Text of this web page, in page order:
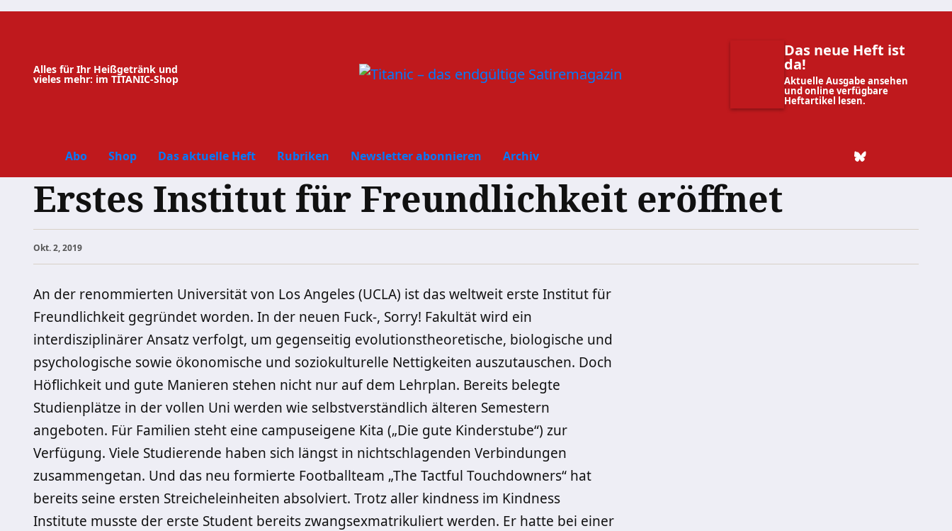
Zum
Alles für Ihr Heißgetränk und
vieles mehr: im TITANIC-Shop
Das neue Heft ist
da!
Aktuelle Ausgabe ansehen
und online verfügbare
Heftartikel lesen.
Abo Shop Das aktuelle Heft Rubriken Newsletter abonnieren Archiv
Erstes Institut für Freundlichkeit eröffnet
Okt. 2, 2019
An der renommierten Universität von Los Angeles (UCLA) ist das weltweit erste Institut für
Freundlichkeit gegründet worden. In der neuen Fuck-, Sorry! Fakultät wird ein
interdisziplinärer Ansatz verfolgt, um gegenseitig evolutionstheoretische, biologische und
psychologische sowie ökonomische und soziokulturelle Nettigkeiten auszutauschen. Doch
Höflichkeit und gute Manieren stehen nicht nur auf dem Lehrplan. Bereits belegte
Studienplätze in der vollen Uni werden wie selbstverständlich älteren Semestern
angeboten. Für Familien steht eine campuseigene Kita („Die gute Kinderstube“) zur
Verfügung. Viele Studierende haben sich längst in nichtschlagenden Verbindungen
zusammengetan. Und das neu formierte Footballteam „The Tactful Touchdowners“ hat
bereits seine ersten Streicheleinheiten absolviert. Trotz aller kindness im Kindness
Institute musste der erste Student bereits zwangsexmatrikuliert werden. Er hatte bei einer